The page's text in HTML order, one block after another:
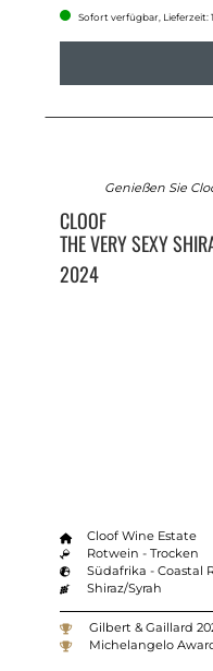
Sofort verfügbar, Lieferzeit:
Genießen Sie
CLOOF
THE VERY SEXY
2024
Cloof Wine Estate
Rotwein - Trocken
Südafrika - Coastal
Shiraz/Syrah
Gilbert & Gaillard
Michelangelo